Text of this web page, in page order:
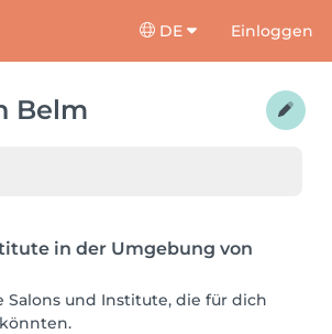
DE Einloggen
Belm
in der Umgebung von
Salons und Institute, die für dich